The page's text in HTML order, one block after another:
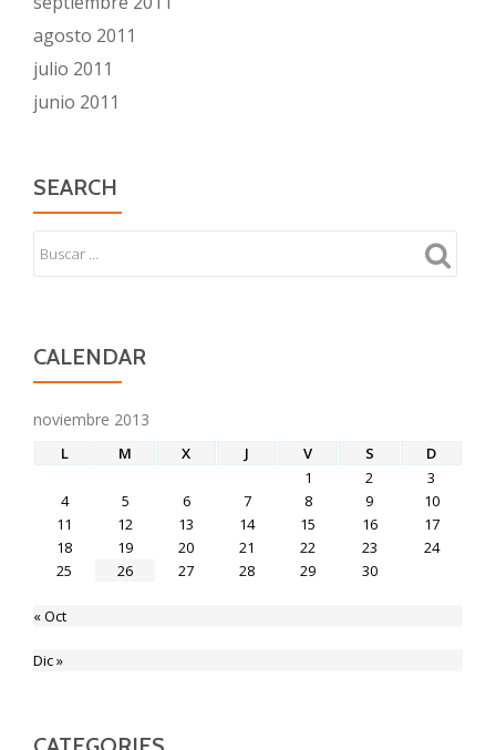
agosto 2011
julio 2011
junio 2011
SEARCH
CALENDAR
noviembre 2013
L M X J V S
D
1
2
3
4
5 6 7 8 9
10
11
12 13 14 15 16
17
18
19 20 21 22 23
24
25
26 27 28 29 30
« Oct
Dic »